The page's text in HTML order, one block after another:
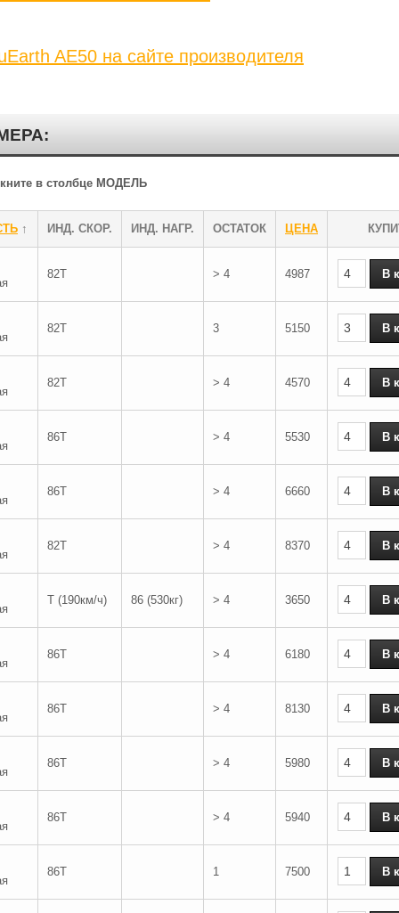
AE50 на сайте производителя
в столбце МОДЕЛЬ
↑ ИНД. СКОР. ИНД. НАГР. ОСТАТОК ЦЕНА
82T > 4 4987
82T 3 5150
82T > 4 4570
86T > 4 5530
86T > 4 6660
82T > 4 8370
T (190км/ч) 86 (530кг) > 4 3650
86T > 4 6180
86T > 4 8130
86T > 4 5980
86T > 4 5940
86T 1 7500